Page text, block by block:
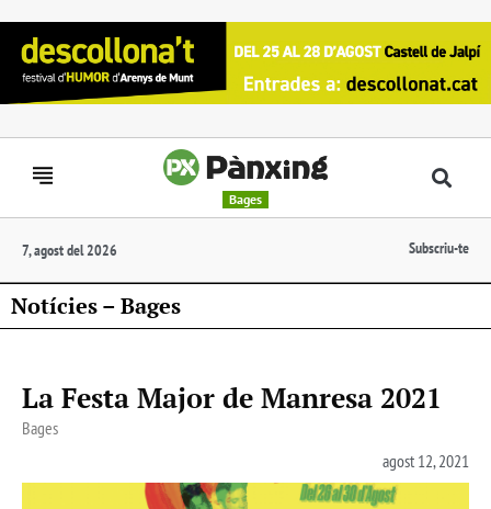
Bages
7, agost del 2026 Subscriu-te
Notícies – Bages
La Festa Major de Manresa 2021
Bages
agost 12, 2021